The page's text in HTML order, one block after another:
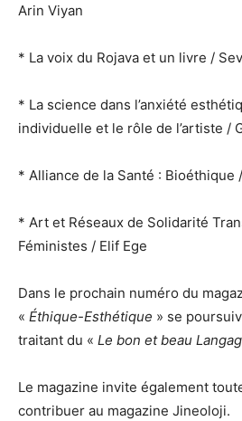
Arin Viyan
* La voix du Rojava et un livre /
* La science dans l’anxiété
individuelle et le rôle de l’artiste /
* Alliance de la Santé : Bioéthique
* Art et Réseaux de Solidarité
Féministes / Elif Ege
Dans le prochain numéro du
« Éthique-Esthétique » se
traitant du « Le bon et beau
Le magazine invite également
contribuer au magazine Jineoloji.